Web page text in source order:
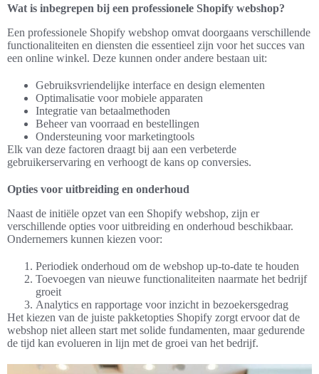
Wat is inbegrepen bij een professionele Shopify webshop?
Een professionele Shopify webshop omvat doorgaans verschillende
functionaliteiten en diensten die essentieel zijn voor het succes van
een online winkel. Deze kunnen onder andere bestaan uit:
Gebruiksvriendelijke interface en design elementen
Optimalisatie voor mobiele apparaten
Integratie van betaalmethoden
Beheer van voorraad en bestellingen
Ondersteuning voor marketingtools
Elk van deze factoren draagt bij aan een verbeterde
gebruikerservaring en verhoogt de kans op conversies.
Opties voor uitbreiding en onderhoud
Naast de initiële opzet van een Shopify webshop, zijn er
verschillende opties voor uitbreiding en onderhoud beschikbaar.
Ondernemers kunnen kiezen voor:
Periodiek onderhoud om de webshop up-to-date te houden
Toevoegen van nieuwe functionaliteiten naarmate het bedrijf
groeit
Analytics en rapportage voor inzicht in bezoekersgedrag
Het kiezen van de juiste pakketopties Shopify zorgt ervoor dat de
webshop niet alleen start met solide fundamenten, maar gedurende
de tijd kan evolueren in lijn met de groei van het bedrijf.